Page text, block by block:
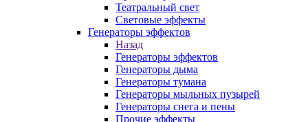
Театральный свет
Световые эффекты
Генераторы эффектов
Назад
Генераторы эффектов
Генераторы дыма
Генераторы тумана
Генераторы мыльных пузырей
Генераторы снега и пены
Прочие эффекты